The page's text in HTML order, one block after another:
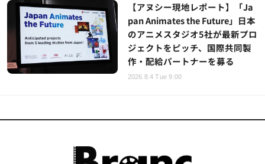
【アヌシー現地レポート】「Ja
pan Animates the Future」日本
のアニメスタジオ5社が最新プロ
ジェクトをピッチ、国際共同製
作・配給パートナーを募る
2026.8.4 Tue 9:00